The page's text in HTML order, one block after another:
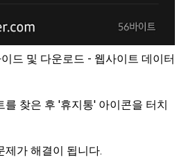
드 및 다운로드 - 웹사이트 데이터
찾은 후 '휴지통' 아이콘을 터치
제가 해결이 됩니다.